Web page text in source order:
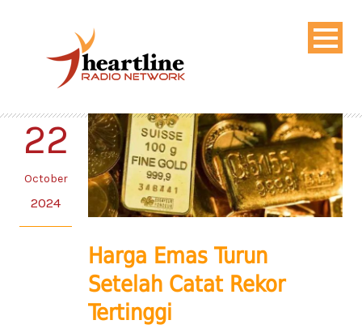
22
October
2024
Harga Emas Turun
Setelah Catat Rekor
Tertinggi